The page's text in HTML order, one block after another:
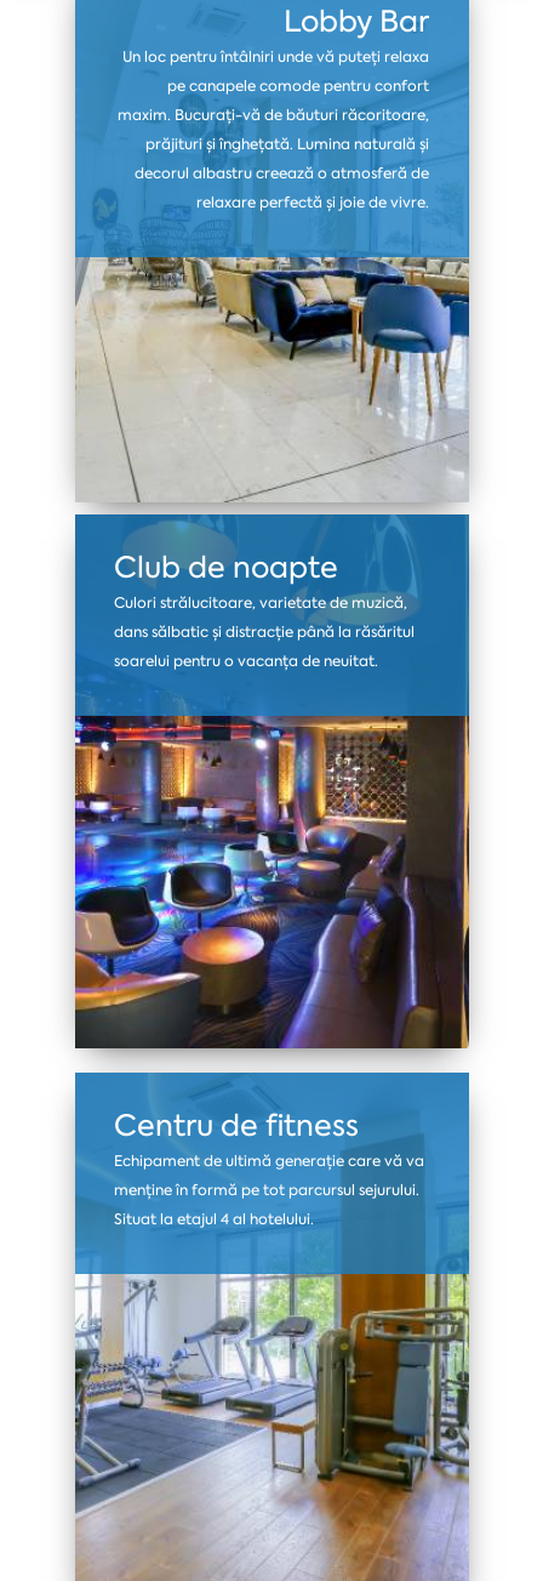
Lobby Bar
Un loc pentru întâlniri unde vă puteți relaxa
pe canapele comode pentru confort
maxim. Bucurați-vă de băuturi răcoritoare,
prăjituri și înghețată. Lumina naturală și
decorul albastru creează o atmosferă de
relaxare perfectă și joie de vivre.
Club de noapte
Culori strălucitoare, varietate de muzică,
dans sălbatic și distracție până la răsăritul
soarelui pentru o vacanța de neuitat.
Centru de fitness
Echipament de ultimă generație care vă va
menține în formă pe tot parcursul sejurului.
Situat la etajul 4 al hotelului.